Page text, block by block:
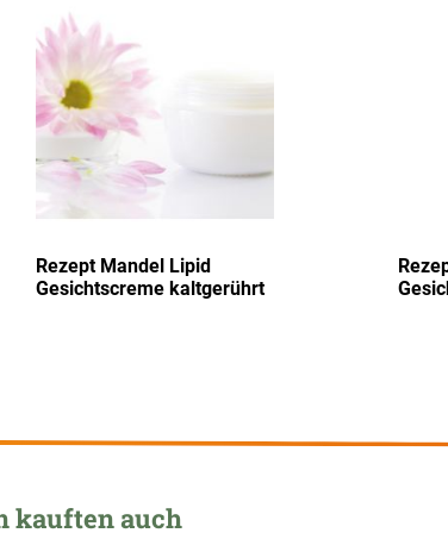
Rezept Mandel Lipid
Gesichtscreme kaltgerührt
kauften auch